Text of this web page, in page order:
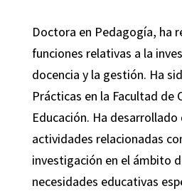
Doctora en Pedagogía, ha
funciones relativas a la
docencia y la gestión. Ha
Prácticas en la Facultad de
Educación. Ha desarrollado
actividades relacionadas
investigación en el ámbito
necesidades educativas